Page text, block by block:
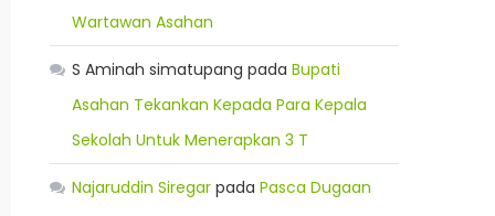
Wartawan Asahan
S Aminah simatupang padaBupati
Asahan Tekankan Kepada Para Kepala
Sekolah Untuk Menerapkan 3 T
Najaruddin Siregar padaPasca Dugaan